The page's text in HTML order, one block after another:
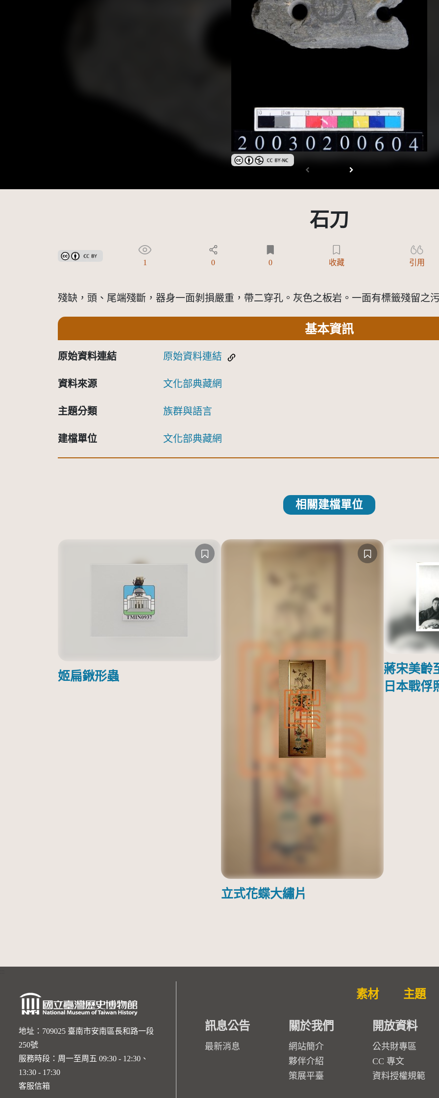
創用CC姓名標示-非商業性 3.0 台灣及其後版本(CC BY-NC 3.0 TW
石刀
創用CC姓名標示 3.0 台灣及其後版本(CC BY 3.0 TW +)
1 0 0 收藏 引用
殘缺，頭、尾端殘斷，器身一面剝損嚴重，帶二穿孔。灰色之板岩。一面有標籤殘留之
基本資訊
原始資料連結 原始資料連結
資料來源 文化部典藏網
主題分類 族群與語言
建檔單位 文化部典藏網
相關建檔單位
姬扁鍬形蟲
立式花蝶大繡片
蔣宋美齡
日本戰俘
地址：709025 臺南市安南區長和路一段
250號
服務時段：周一至周五 09:30 - 12:30、
13:30 - 17:30
客服信箱
素材 主題
訊息公告
最新消息
關於我們
網站簡介
夥伴介紹
策展平臺
開放資料
公共財專區
CC 專文
資料授權規範